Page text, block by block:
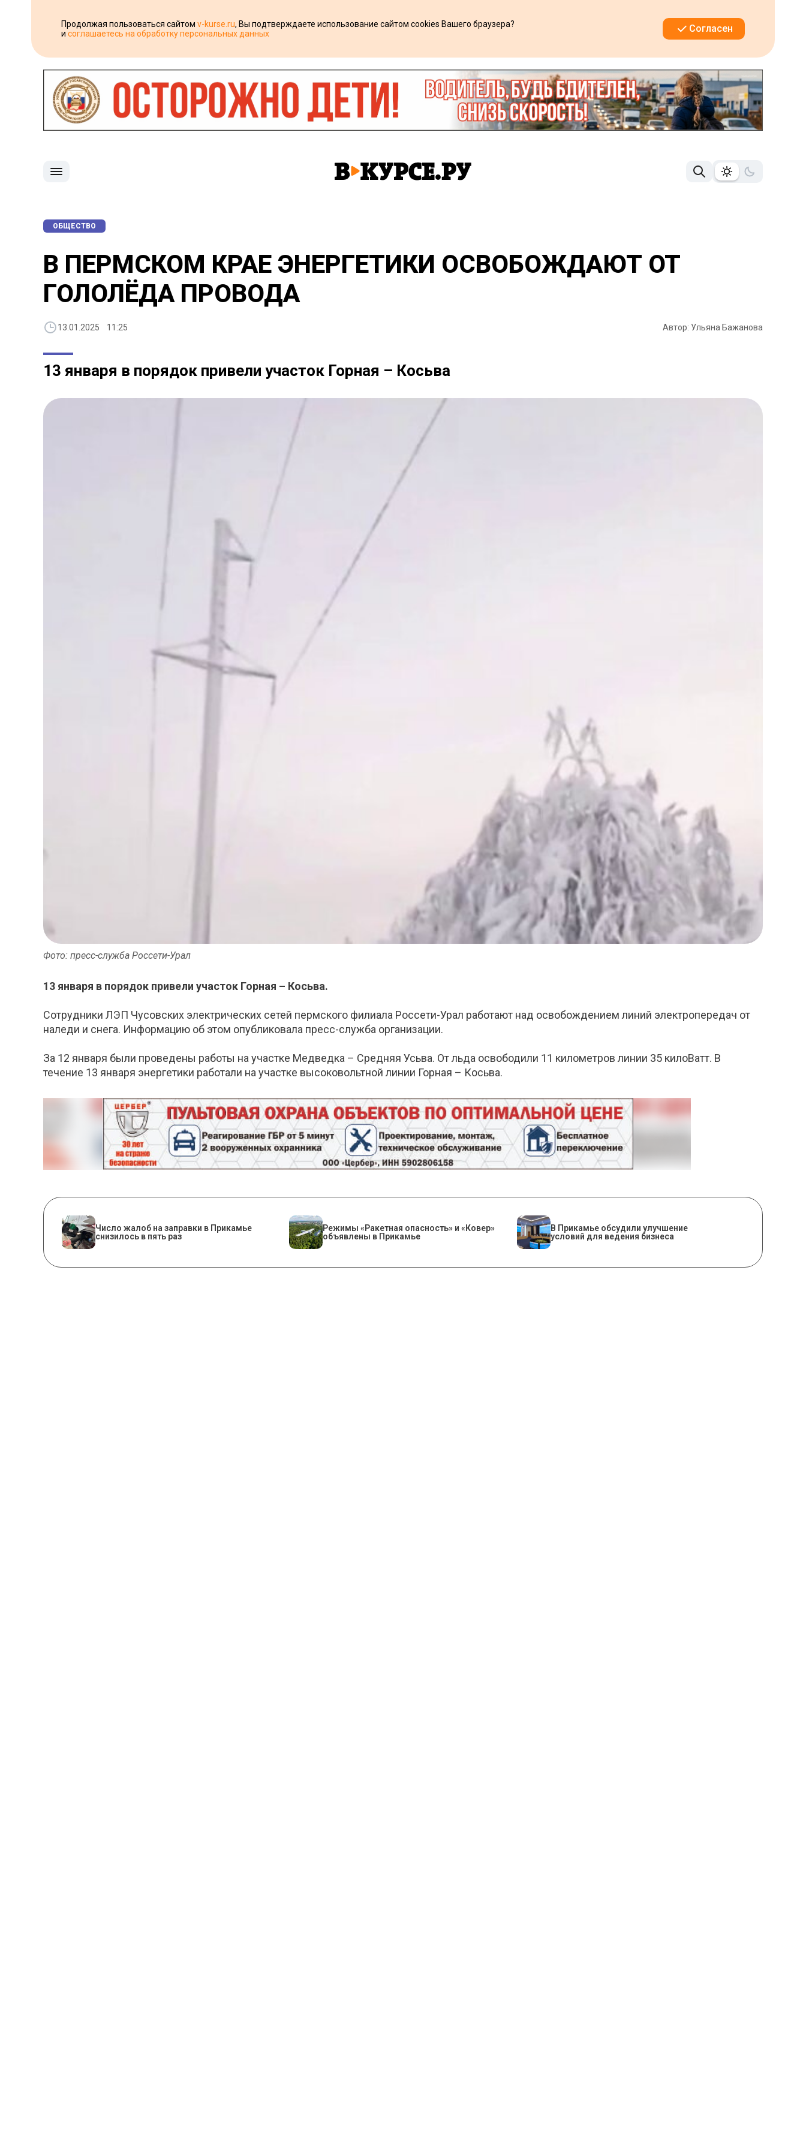
Продолжая пользоваться сайтом v-kurse.ru, Вы подтверждаете использование сайтом cookies Вашего браузера?
и соглашаетесь на обработку персональных данных Согласен
ОБЩЕСТВО
В ПЕРМСКОМ КРАЕ ЭНЕРГЕТИКИ ОСВОБОЖДАЮТ ОТ
ГОЛОЛЁДА ПРОВОДА
13.01.2025 11:25 Автор: Ульяна Бажанова
13 января в порядок привели участок Горная – Косьва
Фото: пресс-служба Россети-Урал
13 января в порядок привели участок Горная – Косьва.
Сотрудники ЛЭП Чусовских электрических сетей пермского филиала Россети-Урал работают над освобождением линий электропередач от
наледи и снега. Информацию об этом опубликовала пресс-служба организации.
За 12 января были проведены работы на участке Медведка – Средняя Усьва. От льда освободили 11 километров линии 35 килоВатт. В
течение 13 января энергетики работали на участке высоковольтной линии Горная – Косьва.
Число жалоб на заправки в Прикамье
снизилось в пять раз
Режимы «Ракетная опасность» и «Ковер»
объявлены в Прикамье
В Прикамье обсудили улучшение
условий для ведения бизнеса